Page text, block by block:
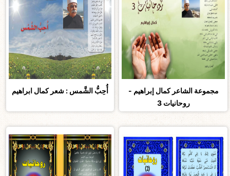
مجموعة الشاعر كمال إبراهيم -
روحانيات 3
أُحِبُّ الشَّمس : شعر كمال ابراهيم